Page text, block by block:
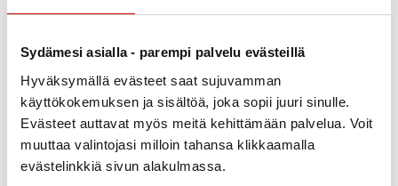
Sydämesi asialla - parempi palvelu evästeillä
Hyväksymällä evästeet saat sujuvamman
käyttökokemuksen ja sisältöä, joka sopii juuri sinulle.
Evästeet auttavat myös meitä kehittämään palvelua. Voit
muuttaa valintojasi milloin tahansa klikkaamalla
evästelinkkiä sivun alakulmassa.
erikoissairaanhoidossa.
Tässä tapauksessa helpointa olisi hakeutua uuteen
sydämen ultraäänitutkimukseen kardiologin
vastaanotolle. Myös aivan tavallinen EKG antaa
paljon tietoa sydänlihaksen tilanteesta, ja jos epäilee